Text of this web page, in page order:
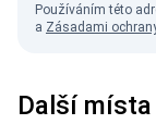
Používáním této
a Zásadami
Další